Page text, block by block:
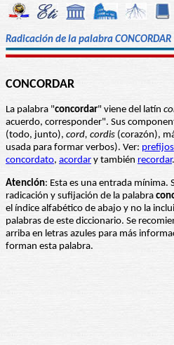
Radicación de la palabra CONCORDAR
CONCORDAR
La palabra "concordar" viene del latín
acuerdo, corresponder". Sus
(todo, junto), cord, cordis (corazón),
usada para formar verbos). Ver: prefijos
concordato, acordar y también recordar.
Atención: Esta es una entrada mínima.
radicación y sufijación de la palabra
el índice alfabético de abajo y no la
palabras de este diccionario. Se
arriba en letras azules para más
forman esta palabra.